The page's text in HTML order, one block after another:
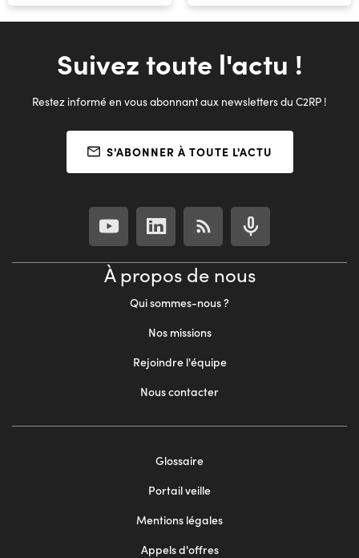
Suivez toute l'actu !
Restez informé en vous abonnant aux newsletters du C2RP !
S'ABONNER À TOUTE L'ACTU
À propos de nous
Qui sommes-nous ?
Nos missions
Rejoindre l'équipe
Nous contacter
Glossaire
Portail veille
Mentions légales
Appels d'offres